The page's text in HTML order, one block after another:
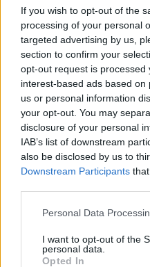
If you wish to opt-out of the
processing of your personal
targeted advertising by us,
section to confirm your
opt-out request is processed
interest-based ads based
us or personal information
your opt-out. You may
disclosure of your personal
IAB’s list of downstream
also be disclosed by us to
Downstream Participants
Personal Data
I want to opt-out of the
personal data.
Opted In
Lajme të ngjashme: